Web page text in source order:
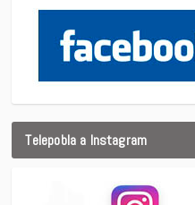
Telepobla a Instagram